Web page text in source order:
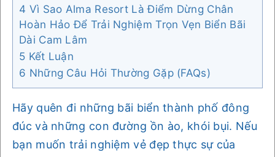
4 Vì Sao Alma Resort Là Điểm Dừng Chân
Hoàn Hảo Để Trải Nghiệm Trọn Vẹn Biển Bãi
Dài Cam Lâm
5 Kết Luận
6 Những Câu Hỏi Thường Gặp (FAQs)
Hãy quên đi những bãi biển thành phố đông
đúc và những con đường ồn ào, khói bụi. Nếu
bạn muốn trải nghiệm vẻ đẹp thực sự của